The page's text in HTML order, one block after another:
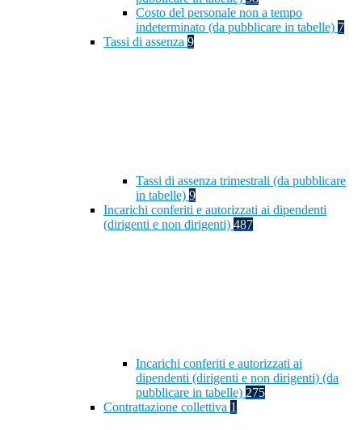
Costo del personale non a tempo
indeterminato (da pubblicare in tabelle) 7
Tassi di assenza 9
Tassi di assenza trimestrali (da pubblicare
in tabelle) 9
Incarichi conferiti e autorizzati ai dipendenti
(dirigenti e non dirigenti) 487
Incarichi conferiti e autorizzati ai
dipendenti (dirigenti e non dirigenti) (da
pubblicare in tabelle) 275
Contrattazione collettiva 1